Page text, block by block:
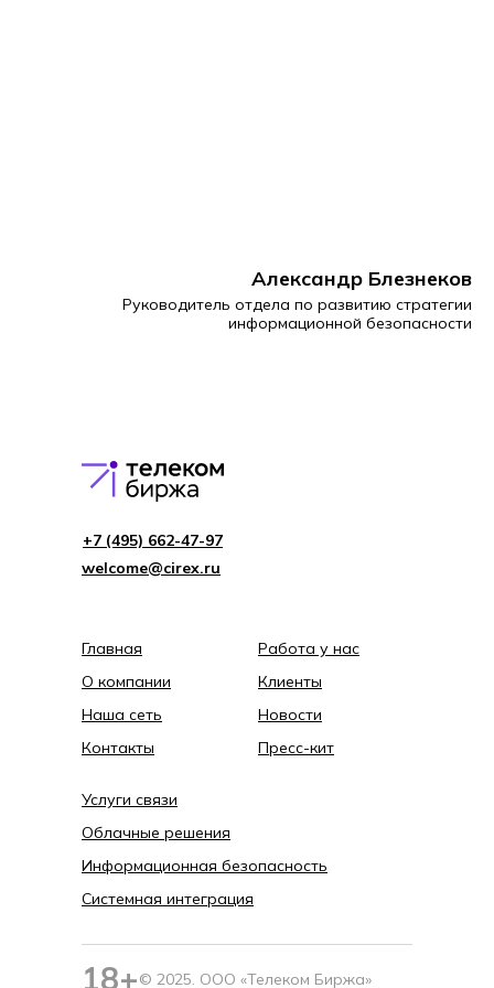
Александр Блезнеков
Руководитель отдела по развитию стратегии
информационной безопасности
Главная
О компании
Наша сеть
Контакты
Работа у нас
Клиенты
Новости
Пресс-кит
welcome@cirex.ru
+7 (495) 662-4 7-97
18+© 2025. ООО «Телеком Биржа»
Услуги связи
Облачные решения
Информационная безопасность
Системная интеграция